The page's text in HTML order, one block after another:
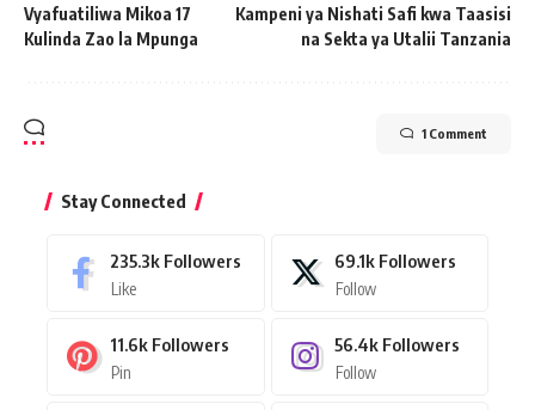
Vyafuatiliwa Mikoa 17
Kulinda Zao la Mpunga
Kampeni ya Nishati Safi kwa Taasisi
na Sekta ya Utalii Tanzania
1 Comment
Stay Connected
235.3k Followers
Like
69.1k Followers
Follow
11.6k Followers
Pin
56.4k Followers
Follow